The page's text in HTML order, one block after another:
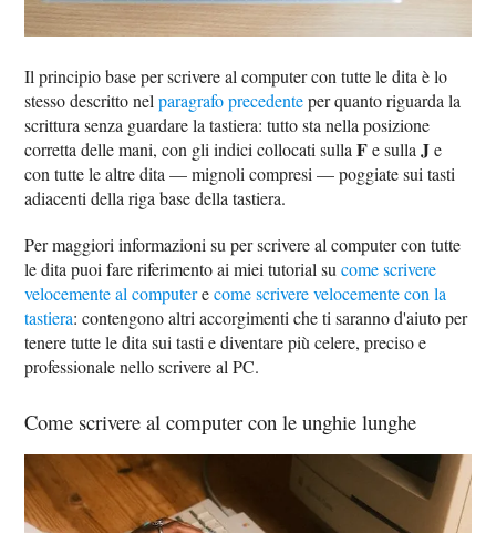
Il principio base per scrivere al computer con tutte le dita è lo
stesso descritto nelparagrafo precedenteper quanto riguarda la
scrittura senza guardare la tastiera: tutto sta nella posizione
corretta delle mani, con gli indici collocati sullaFe sullaJe
con tutte le altre dita — mignoli compresi — poggiate sui tasti
adiacenti della riga base della tastiera.
Per maggiori informazioni su per scrivere al computer con tutte
le dita puoi fare riferimento ai miei tutorial sucome scrivere
velocemente al computerecome scrivere velocemente con la
tastiera: contengono altri accorgimenti che ti saranno d'aiuto per
tenere tutte le dita sui tasti e diventare più celere, preciso e
professionale nello scrivere al PC.
Come scrivere al computer con le unghie lunghe